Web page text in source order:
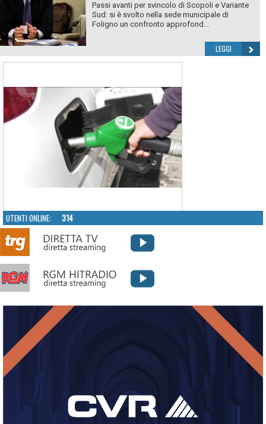
Passi avanti per svincolo di Scopoli e Variante
Sud: si è svolto nella sede municipale di
Foligno un confronto approfond...
LEGGI
UTENTI ONLINE: 314